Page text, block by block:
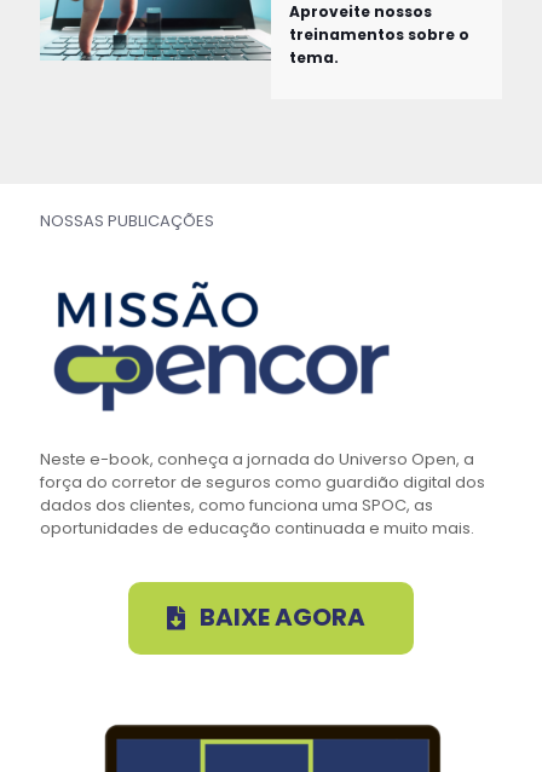
Aproveite nossos
treinamentos sobre o
tema.
NOSSAS PUBLICAÇÕES
Neste e-book, conheça a jornada do Universo Open, a
força do corretor de seguros como guardião digital dos
dados dos clientes, como funciona uma SPOC, as
oportunidades de educação continuada e muito mais.
BAIXE AGORA